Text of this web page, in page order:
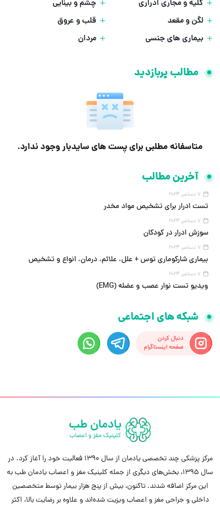
کلیه و مجاری ادراری
لگن و مقعد
بیماری های جنسی
چشم و بینایی
قلب و عروق
مردان
مطالب پربازدید
متاسفانه مطلبی برای پست های سایدبار وجود ندارد.
آخرین مطالب
7 دسامبر 2024
تست ادرار برای تشخیص مواد مخدر
7 دسامبر 2024
سوزش ادرار در کودکان
7 دسامبر 2024
بیماری شارکوماری توس + علل، علائم، درمان، انواع و تشخیص
7 دسامبر 2024
ویدیو تست نوار عصب و عضله (EMG)
شبکه های اجتماعی
دنبال کردن
صفحه اینستاگرام
مرکز پزشکی چند تخصصی یادمان از سال 1390 فعالیت خود را آغاز کرد. در
سال 1395، بخش‌های دیگری از جمله کلینیک مغز و اعصاب یادمان طب به
این مرکز اضافه شدند. تاکنون، بیش از پنج هزار بیمار توسط متخصصین
داخلی و جراحی مغز و اعصاب ویزیت شده‌اند و علاوه بر رضایت بالا، اکثر